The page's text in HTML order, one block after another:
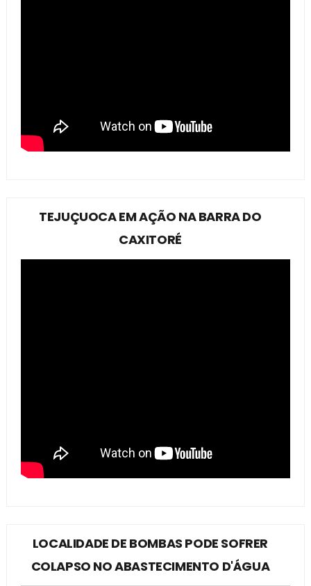
TEJUÇUOCA EM AÇÃO NA BARRA DO
CAXITORÉ
LOCALIDADE DE BOMBAS PODE SOFRER
COLAPSO NO ABASTECIMENTO D'ÁGUA